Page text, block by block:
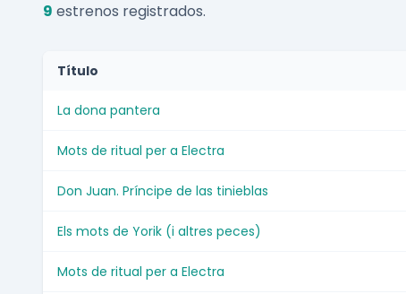
9 estrenos registrados.
Título
La dona pantera
Mots de ritual per a Electra
Don Juan. Príncipe de las tinieblas
Els mots de Yorik (i altres peces)
Mots de ritual per a Electra